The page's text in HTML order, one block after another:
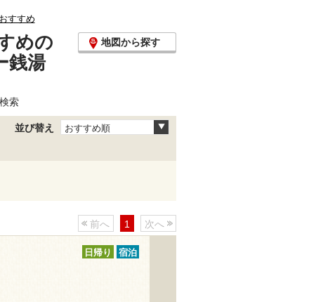
すすめ
めの
銭湯
地図から探す
索
並び替え おすすめ順
前へ 1 次へ
日帰り 宿泊